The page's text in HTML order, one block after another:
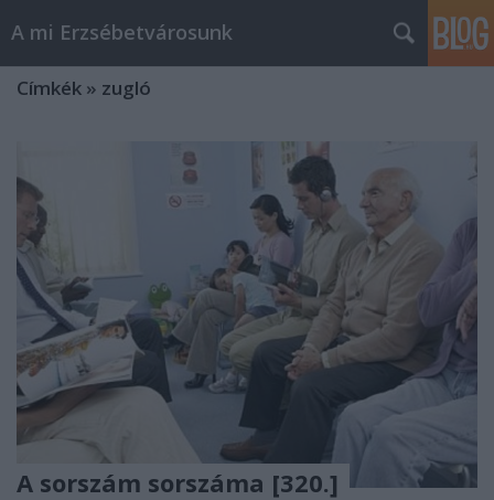
A mi Erzsébetvárosunk
Címkék » zugló
A sorszám sorszáma [320.]